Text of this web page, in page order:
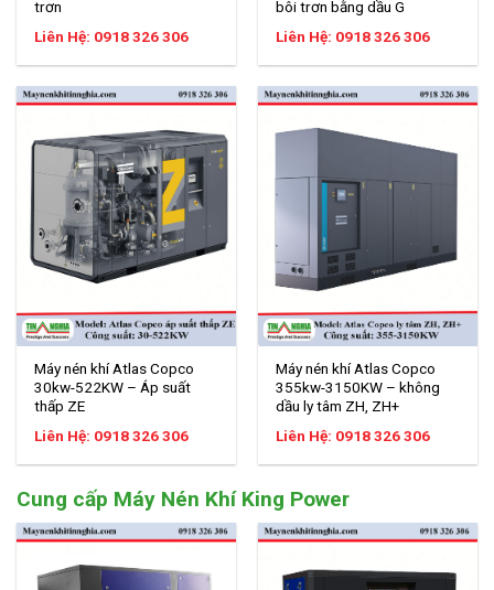
trơn
Liên Hệ: 0918 326 306
bôi trơn bằng dầu G
Liên Hệ: 0918 326 306
Máy nén khí Atlas Copco
30kw-522KW – Áp suất
thấp ZE
Liên Hệ: 0918 326 306
Máy nén khí Atlas Copco
355kw-3150KW – không
dầu ly tâm ZH, ZH+
Liên Hệ: 0918 326 306
Cung cấp Máy Nén Khí King Power